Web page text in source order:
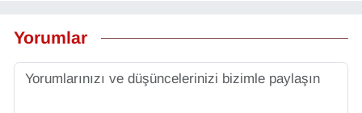
Yorumlar